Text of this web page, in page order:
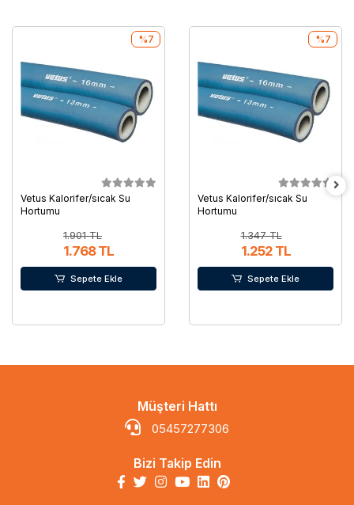
Vetus Kalorifer/sıcak Su
Hortumu
1.901 TL
1.768 TL
%7
Sepete Ekle
Vetus Kalorifer/sıcak Su
Hortumu
1.347 TL
1.252 TL
%7
Sepete Ekle
Müşteri Hattı
05457277306
Bizi Takip Edin